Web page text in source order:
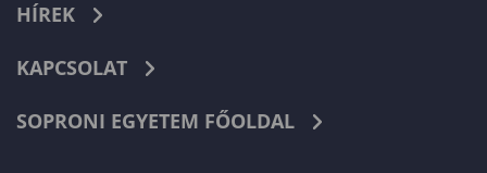
HÍREK
KAPCSOLAT
SOPRONI EGYETEM FŐOLDAL